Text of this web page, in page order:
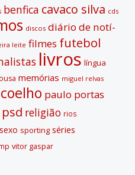
benfica cavaco silva cds
discos diário de notí­
leite filmes futebol
livros lí­ngua
memórias miguel relvas
paulo portas
psd religião rios
sexo sporting séries
vitor gaspar